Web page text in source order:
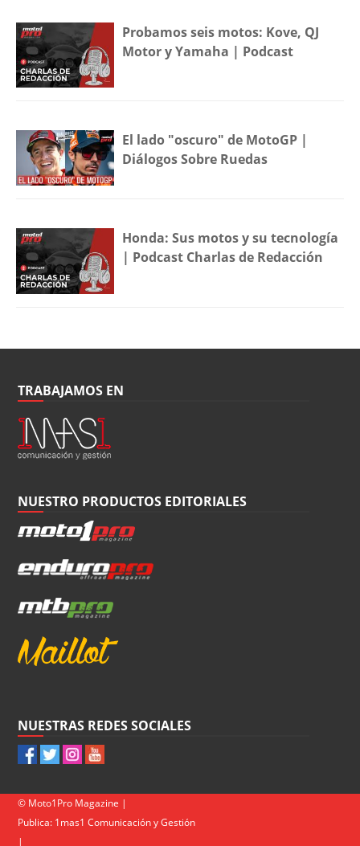
Probamos seis motos: Kove, QJ
Motor y Yamaha | Podcast
El lado "oscuro" de MotoGP |
Diálogos Sobre Ruedas
Honda: Sus motos y su tecnología
| Podcast Charlas de Redacción
TRABAJAMOS EN
NUESTRO PRODUCTOS EDITORIALES
NUESTRAS REDES SOCIALES
© Moto1Pro Magazine |
Publica: 1mas1 Comunicación y Gestión
|